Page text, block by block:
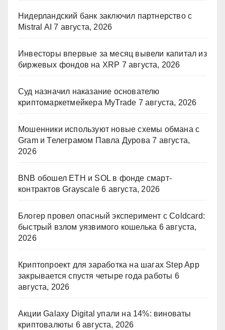
Нидерландский банк заключил партнерство с
Mistral AI 7 августа, 2026
Инвесторы впервые за месяц вывели капитал из
биржевых фондов на XRP 7 августа, 2026
Суд назначил наказание основателю
криптомаркетмейкера MyTrade 7 августа, 2026
Мошенники используют новые схемы обмана с
Gram и Телеграмом Павла Дурова 7 августа,
2026
BNB обошел ETH и SOL в фонде смарт-
контрактов Grayscale 6 августа, 2026
Блогер провел опасный эксперимент с Coldcard:
быстрый взлом уязвимого кошелька 6 августа,
2026
Криптопроект для заработка на шагах Step App
закрывается спустя четыре года работы 6
августа, 2026
Акции Galaxy Digital упали на 14%: виноваты
криптовалюты 6 августа, 2026